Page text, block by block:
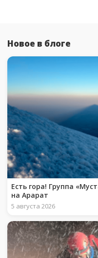
Новое в блоге
Есть гора! Группа
на Арарат
5 августа 2026